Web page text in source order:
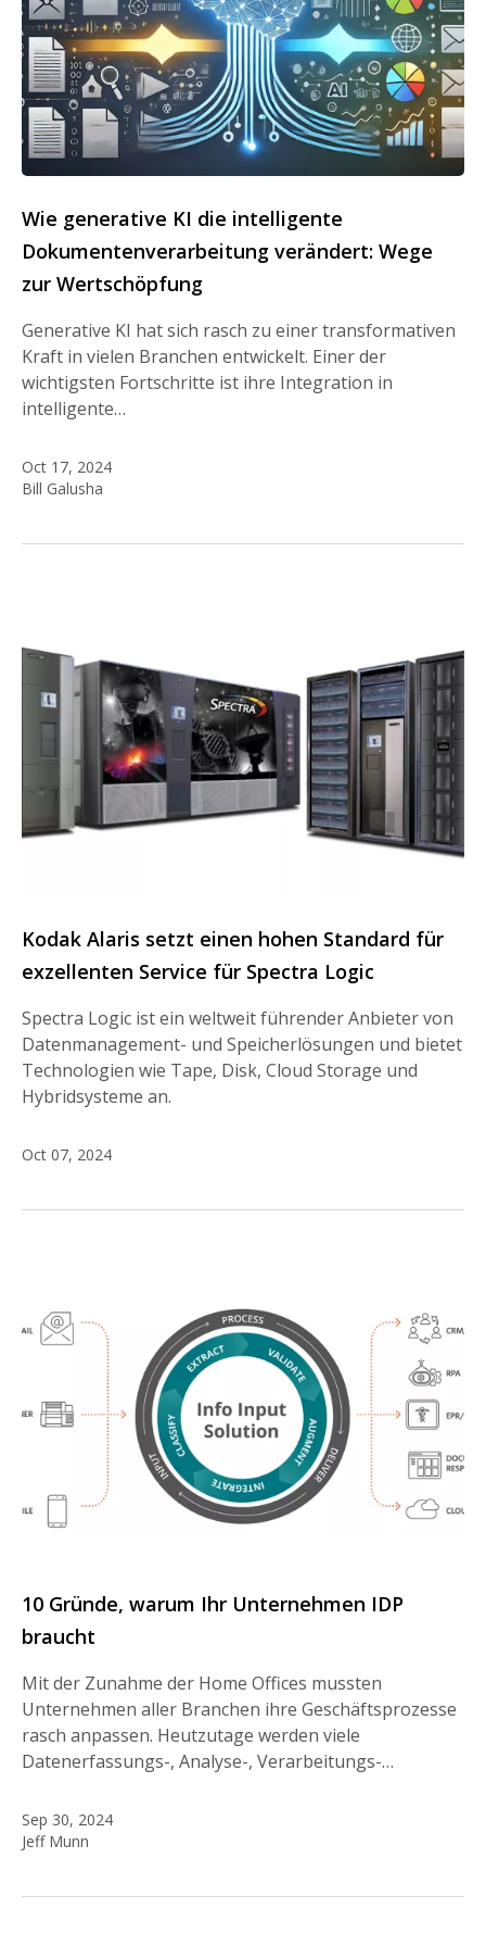
Wie generative KI die intelligente
Dokumentenverarbeitung verändert: Wege
zur Wertschöpfung
Generative KI hat sich rasch zu einer transformativen
Kraft in vielen Branchen entwickelt. Einer der
wichtigsten Fortschritte ist ihre Integration in
intelligente…
Oct 17, 2024
Bill Galusha
Kodak Alaris setzt einen hohen Standard für
exzellenten Service für Spectra Logic
Spectra Logic ist ein weltweit führender Anbieter von
Datenmanagement- und Speicherlösungen und bietet
Technologien wie Tape, Disk, Cloud Storage und
Hybridsysteme an.
Oct 07, 2024
10 Gründe, warum Ihr Unternehmen IDP
braucht
Mit der Zunahme der Home Offices mussten
Unternehmen aller Branchen ihre Geschäftsprozesse
rasch anpassen. Heutzutage werden viele
Datenerfassungs-, Analyse-, Verarbeitungs-…
Sep 30, 2024
Jeff Munn